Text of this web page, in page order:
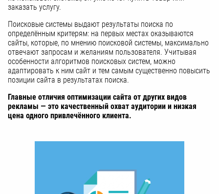
заказать услугу.
Поисковые системы выдают результаты поиска по
определённым критерям: на первых местах оказываются
сайты, которые, по мнению поисковой системы, максимально
отвечают запросам и желаниям пользователя. Учитывая
особенности алгоритмов поисковых систем, можно
адаптировать к ним сайт и тем самым существенно повысить
позиции сайта в результатах поиска.
Главные отличия оптимизации сайта от других видов
рекламы — это качественный охват аудитории и низкая
цена одного привлечённого клиента.